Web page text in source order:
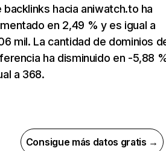
backlinks hacia aniwatch.to ha
en 2,49 % y es igual a
mil. La cantidad de dominios
ha disminuido en -5,88
a 368.
Consigue más datos gratis →